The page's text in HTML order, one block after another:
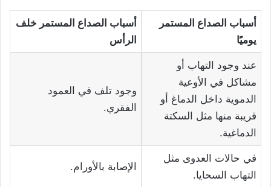
أسباب الصداع المستمر
يوميًا
أسباب الصداع المستمر خلف
الرأس
عند وجود التهاب أو
مشاكل في الأوعية
الدموية داخل الدماغ أو
قريبة منها مثل السكتة
الدماغية.
وجود تلف في العمود
الفقري.
في حالات العدوى مثل
التهاب السحايا.
الإصابة بالأورام.